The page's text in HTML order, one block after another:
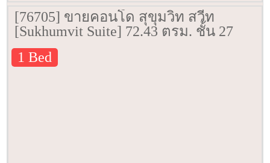
[76705] ขายคอนโด สุขุมวิท สวีท
[Sukhumvit Suite] 72.43 ตรม. ชั้น 27
1 Bed